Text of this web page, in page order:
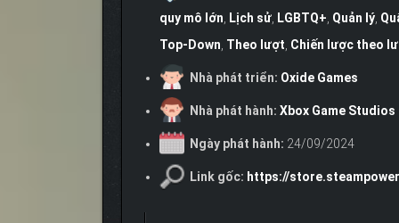
quy mô lớn, Lịch sử, LGBTQ+, Quản lý,
Top-Down, Theo lượt, Chiến lược theo
Nhà phát triển: Oxide Games
Nhà phát hành: Xbox Game Studios
Ngày phát hành: 24/09/2024
Link gốc: https://